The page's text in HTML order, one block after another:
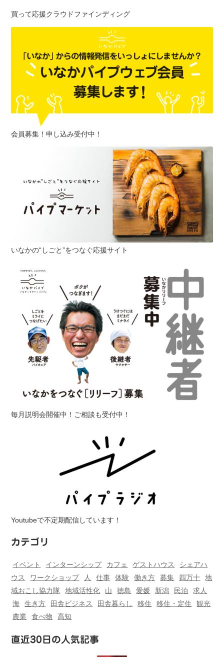
買って応援クラウドファインディング
会員募集！申し込み受付中！
いなかの“しごと”をつなぐ応援サイト
毎月説明会開催中！ご相談も受付中！
Youtubeで不定期配信しています！
カテゴリ
イベント インターンシップ カフェ ゲストハウス
シェアハ
ウス
ワークショップ 人 仕事 体験 働き方 募集 四万十
地
域おこし協力隊
地域活性化 山 徳島 愛媛 新潟 民泊
求人
海
生き方 田舎ビジネス 田舎暮らし 移住 移住・定住
観光
農業
食べ物 高知
直近30日の人気記事